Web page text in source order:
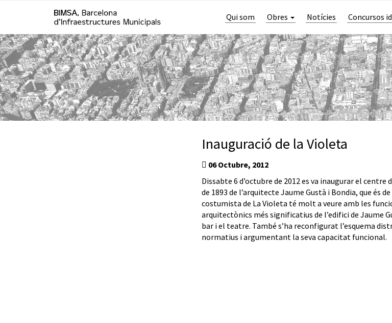
Qui som Obres Notícies Concursos
Inauguració de la Violeta
06 Octubre, 2012
Dissabte 6 d’octubre de 2012 es va inaugurar el
de 1893 de l’arquitecte Jaume Gustà i Bondia, que és
costumista de La Violeta té molt a veure amb les
arquitectònics més significatius de l’edifici de Jaume
bar i el teatre. També s’ha reconfigurat l’esquema
normatius i argumentant la seva capacitat funcional.